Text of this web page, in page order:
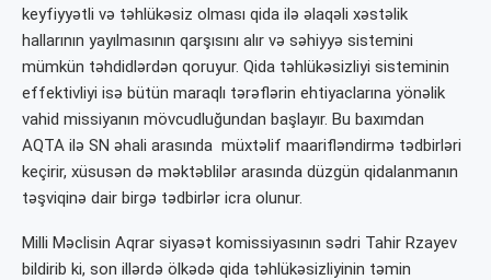
keyfiyyətli və təhlükəsiz olması qida ilə əlaqəli xəstəlik
hallarının yayılmasının qarşısını alır və səhiyyə sistemini
mümkün təhdidlərdən qoruyur. Qida təhlükəsizliyi sisteminin
effektivliyi isə bütün maraqlı tərəflərin ehtiyaclarına yönəlik
vahid missiyanın mövcudluğundan başlayır. Bu baxımdan
AQTA ilə SN əhali arasında müxtəlif maarifləndirmə tədbirləri
keçirir, xüsusən də məktəblilər arasında düzgün qidalanmanın
təşviqinə dair birgə tədbirlər icra olunur.
Milli Məclisin Aqrar siyasət komissiyasının sədri Tahir Rzayev
bildirib ki, son illərdə ölkədə qida təhlükəsizliyinin təmin